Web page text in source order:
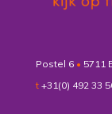
Postel 6 • 5711
t +31(0) 492 33